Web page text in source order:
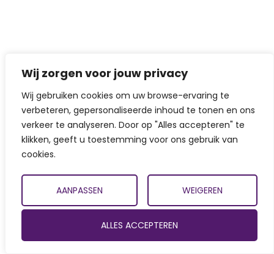
Wij zorgen voor jouw privacy
Wij gebruiken cookies om uw browse-ervaring te
verbeteren, gepersonaliseerde inhoud te tonen en ons
verkeer te analyseren. Door op "Alles accepteren" te
klikken, geeft u toestemming voor ons gebruik van
cookies.
AANPASSEN WEIGEREN
ALLES ACCEPTEREN